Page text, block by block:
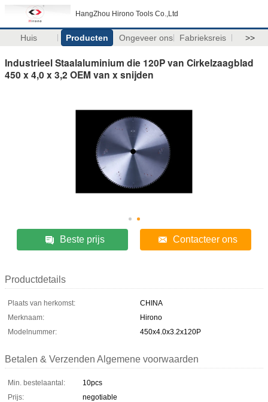
HangZhou Hirono Tools Co.,Ltd
Huis Producten Ongeveer ons Fabrieksreis >>
Industrieel Staalaluminium die 120P van Cirkelzaagblad
450 x 4,0 x 3,2 OEM van x snijden
Beste prijs Contacteer ons
Productdetails
Plaats van herkomst:
CHINA
Merknaam:
Hirono
Modelnummer:
450x4.0x3.2x120P
Betalen & Verzenden Algemene voorwaarden
Min. bestelaantal:
10pcs
Prijs:
negotiable